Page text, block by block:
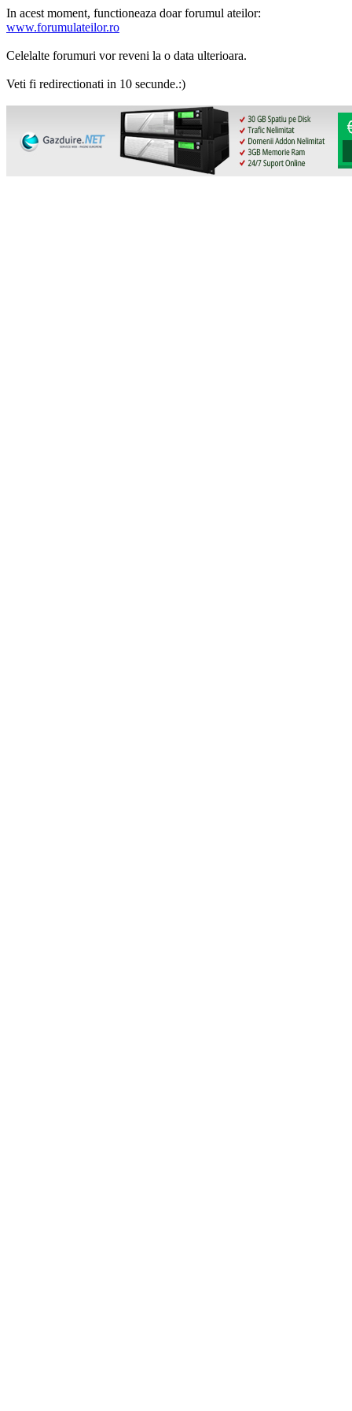
In acest moment, functioneaza doar forumul ateilor:
www.forumulateilor.ro
Celelalte forumuri vor reveni la o data ulterioara.
Veti fi redirectionati in 10 secunde.:)